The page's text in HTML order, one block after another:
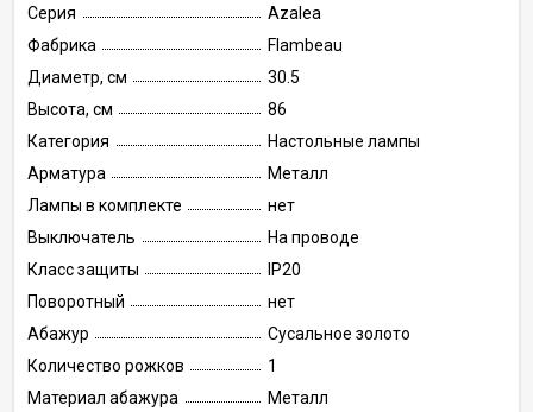
Серия
Azalea
Фабрика
Flambeau
Диаметр, см
30.5
Высота, см
86
Категория
Настольные лампы
Арматура
Металл
Лампы в комплекте
нет
Выключатель
На проводе
Класс защиты
IP20
Поворотный
нет
Абажур
Сусальное золото
Количество рожков
1
Материал абажура
Металл